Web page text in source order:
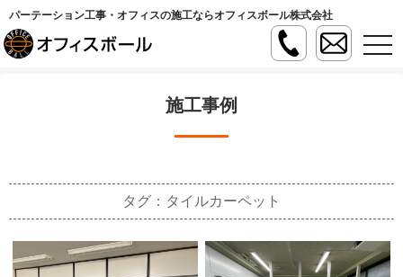
パーテーション工事・オフィスの施工ならオフィスボール株式会社
t
o
i
n
施工事例
タグ：タイルカーペット